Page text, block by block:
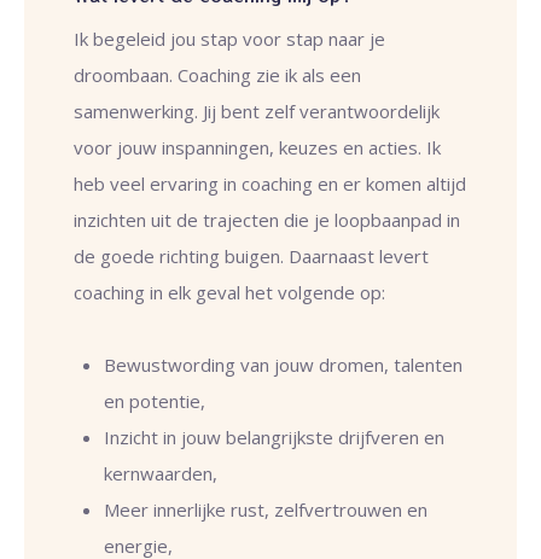
Ik begeleid jou stap voor stap naar je
droombaan. Coaching zie ik als een
samenwerking. Jij bent zelf verantwoordelijk
voor jouw inspanningen, keuzes en acties. Ik
heb veel ervaring in coaching en er komen altijd
inzichten uit de trajecten die je loopbaanpad in
de goede richting buigen. Daarnaast levert
coaching in elk geval het volgende op:
Bewustwording van jouw dromen, talenten
en potentie,
Inzicht in jouw belangrijkste drijfveren en
kernwaarden,
Meer innerlijke rust, zelfvertrouwen en
energie,